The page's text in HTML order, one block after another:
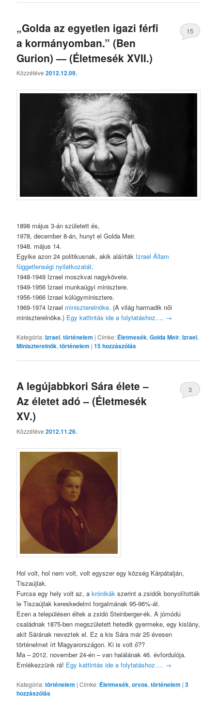
„Golda az egyetlen igazi férfi
a kormányomban.” (Ben
Gurion) — (Életmesék XVII.)
Közzétéve2012.12.09.
15
1898 május 3-án született és,
1978, december 8-án, hunyt el Golda Meir.
1948. május 14.
Egyike azon 24 politikusnak, akik aláírták Izrael Állam
függetlenségi nyilatkozatát.
1948-1949 Izrael moszkvai nagykövete.
1949-1956 Izrael munkaügyi minisztere.
1956-1966 Izrael külügyminisztere.
1969-1974 Izrael miniszterelnöke. (A világ harmadik női
miniszterelnöke.) Egy kattintás ide a folytatáshoz…. →
Kategória:Izrael,történelem |Címke: Életmesék,Golda Meir,Izrael,
Miniszterelnök,történelem |15hozzászólás
A legújabbkori Sára élete –
Az életet adó – (Életmesék
XV.)
Közzétéve2012.11.26.
3
Hol volt, hol nem volt, volt egyszer egy község Kárpátalján,
Tiszaújlak.
Furcsa egy hely volt az, akrónikák szerint a zsidók bonyolították
le Tiszaújlak kereskedelmi forgalmának 95-96%-át.
Ezen a településen éltek a zsidó Steinberger-ék. A jómódú
családnak 1875-ben megszületett hetedik gyermeke, egy kislány,
akit Sárának neveztek el. Ez a kis Sára már 25 évesen
történelmet írt Magyarországon. Ki is volt ő??
Ma – 2012. november 24-én – van halálának 46. évfordulója.
Emlékezzünk rá! Egy kattintás ide a folytatáshoz…. →
Kategória:történelem |Címke: Életmesék,orvos,történelem |3
hozzászólás